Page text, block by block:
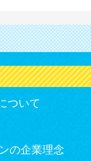
ついて
の企業理念